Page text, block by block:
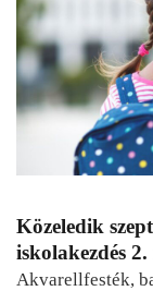
Közeledik
iskolakezdés 2.
Akvarellfesték,